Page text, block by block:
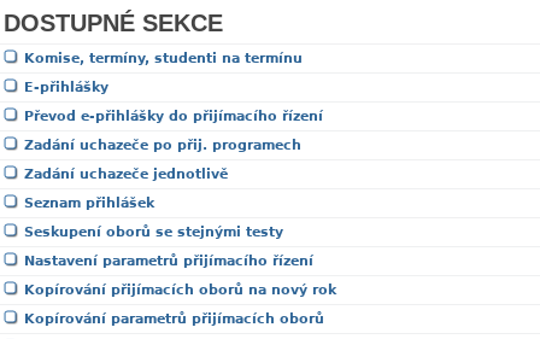
DOSTUPNÉ SEKCE
Komise, termíny, studenti na termínu
E-přihlášky
Převod e-přihlášky do přijímacího řízení
Zadání uchazeče po přij. programech
Zadání uchazeče jednotlivě
Seznam přihlášek
Seskupení oborů se stejnými testy
Nastavení parametrů přijímacího řízení
Kopírování přijímacích oborů na nový rok
Kopírování parametrů přijímacích oborů